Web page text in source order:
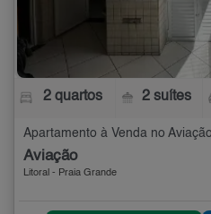
2 quartos 2 suítes
Apartamento à Venda no
Aviação
Litoral - Praia Grande